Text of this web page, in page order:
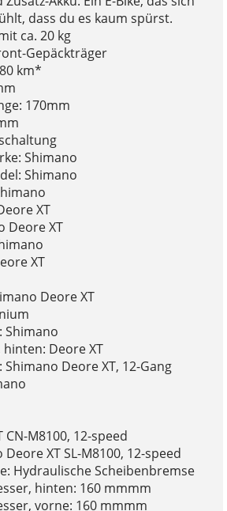
dass du es kaum spürst.
ca. 20 kg
Gepäckträger
km*
170mm
Shimano
Shimano
XT
Deore XT
XT
Deore XT
Shimano
Deore XT
Deore XT, 12-Gang
CN-M8100, 12-speed
XT SL-M8100, 12-speed
Hydraulische Scheibenbremse
hinten: 160 mmmm
vorne: 160 mmmm